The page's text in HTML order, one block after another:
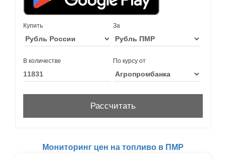
Купить За
В количестве По курсу от
Мониторинг цен на топливо в ПМР